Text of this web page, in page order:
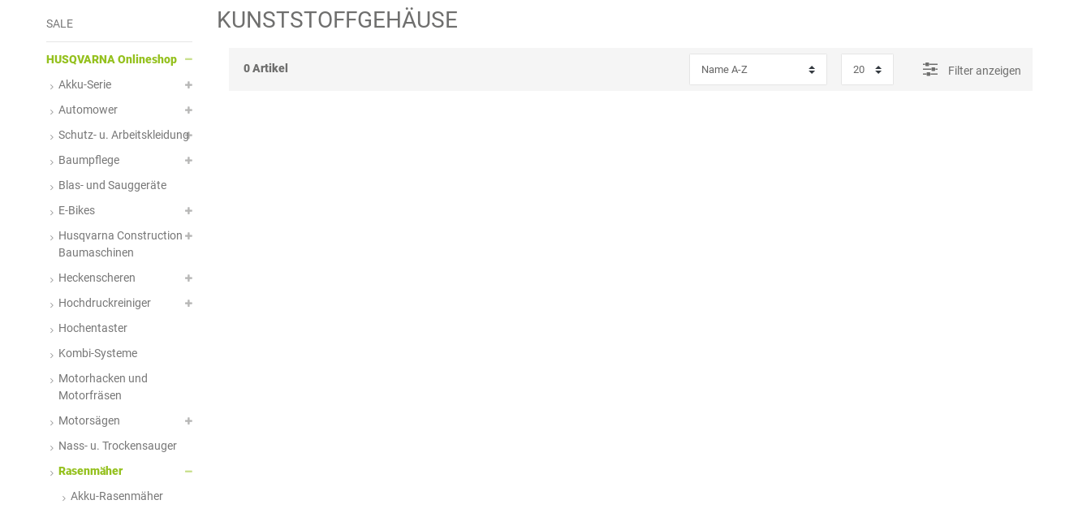
SALE
HUSQVARNA Onlineshop
Akku-Serie
Automower
Schutz- u. Arbeitskleidung
Baumpflege
Blas- und Sauggeräte
E-Bikes
Husqvarna Construction
Baumaschinen
Heckenscheren
Hochdruckreiniger
Hochentaster
Kombi-Systeme
Motorhacken und
Motorfräsen
Motorsägen
Nass- u. Trockensauger
Rasenmäher
Akku-Rasenmäher
KUNSTSTOFFGEHÄUSE
0 Artikel Filter anzeigen